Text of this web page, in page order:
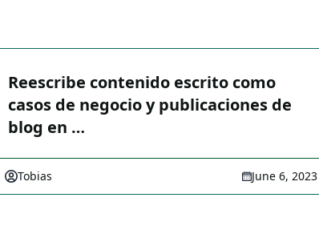
Reescribe contenido escrito como
casos de negocio y publicaciones de
blog en …
Tobias June 6, 2023